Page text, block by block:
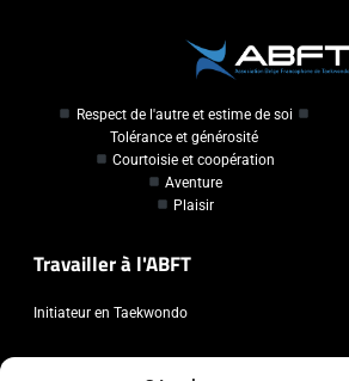
Respect de l'autre et estime de soi
Tolérance et générosité
Courtoisie et coopération
Aventure
Plaisir
Travailler à l'ABFT
Initiateur en Taekwondo